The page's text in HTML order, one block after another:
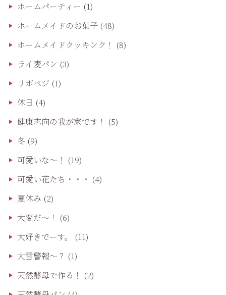
ホームパーティー (1)
ホームメイドのお菓子(48)
ホームメイドクッキンク！ (8)
ライ麦パン (3)
リポベジ (1)
休日 (4)
健康志向の我が家です！ (5)
冬(9)
可愛いな〜！ (19)
可愛い花たち・・・ (4)
夏休み (2)
大変だ〜！ (6)
大好きでーす。
(11)
大雪警報〜？ (1)
天然酵母で作る！ (2)